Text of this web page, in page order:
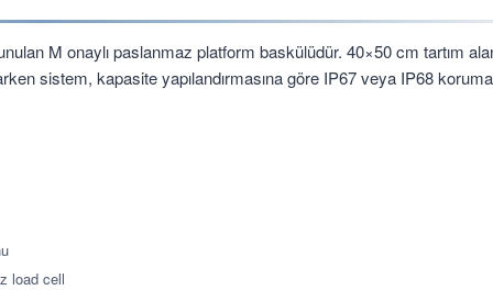
M onaylı paslanmaz platform baskülüdür. 40×50 cm tartım
sistem, kapasite yapılandırmasına göre IP67 veya IP68
load cell